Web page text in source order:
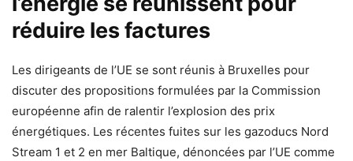
réduire les factures
Les dirigeants de l’UE se sont réunis à Bruxelles pour
discuter des propositions formulées par la Commission
européenne afin de ralentir l’explosion des prix
énergétiques. Les récentes fuites sur les gazoducs Nord
Stream 1 et 2 en mer Baltique, dénoncées par l’UE comme